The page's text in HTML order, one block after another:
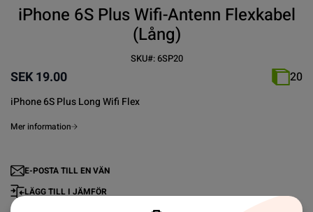
iPhone 6S Plus Wifi-Antenn Flexkabel
(Lång)
SKU#:6SP20
SEK 19.00 20
iPhone 6S Plus Long Wifi Flex
Mer information
E-POSTA TILL EN VÄN
LÄGG TILL I JÄMFÖR